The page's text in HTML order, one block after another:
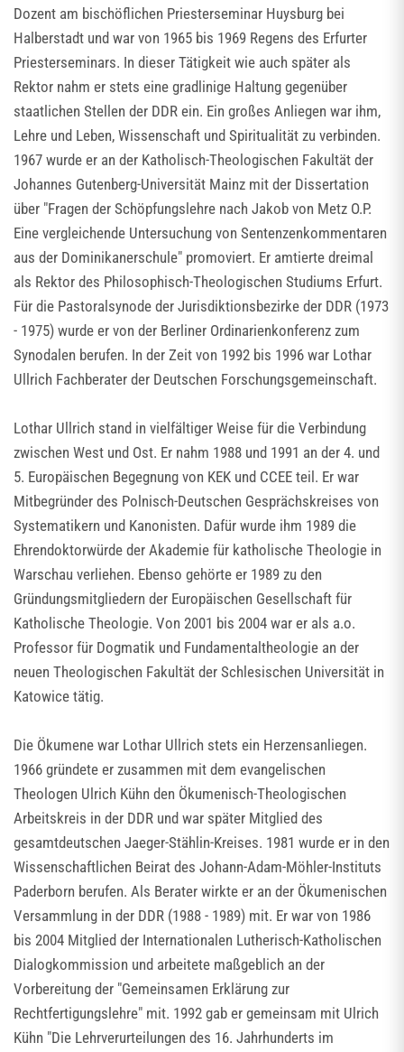
Dozent am bischöflichen Priesterseminar Huysburg bei
Halberstadt und war von 1965 bis 1969 Regens des Erfurter
Priesterseminars. In dieser Tätigkeit wie auch später als
Rektor nahm er stets eine gradlinige Haltung gegenüber
staatlichen Stellen der DDR ein. Ein großes Anliegen war ihm,
Lehre und Leben, Wissenschaft und Spiritualität zu verbinden.
1967 wurde er an der Katholisch-Theologischen Fakultät der
Johannes Gutenberg-Universität Mainz mit der Dissertation
über "Fragen der Schöpfungslehre nach Jakob von Metz O.P.
Eine vergleichende Untersuchung von Sentenzenkommentaren
aus der Dominikanerschule" promoviert. Er amtierte dreimal
als Rektor des Philosophisch-Theologischen Studiums Erfurt.
Für die Pastoralsynode der Jurisdiktionsbezirke der DDR (1973
- 1975) wurde er von der Berliner Ordinarienkonferenz zum
Synodalen berufen. In der Zeit von 1992 bis 1996 war Lothar
Ullrich Fachberater der Deutschen Forschungsgemeinschaft.
Lothar Ullrich stand in vielfältiger Weise für die Verbindung
zwischen West und Ost. Er nahm 1988 und 1991 an der 4. und
5. Europäischen Begegnung von KEK und CCEE teil. Er war
Mitbegründer des Polnisch-Deutschen Gesprächskreises von
Systematikern und Kanonisten. Dafür wurde ihm 1989 die
Ehrendoktorwürde der Akademie für katholische Theologie in
Warschau verliehen. Ebenso gehörte er 1989 zu den
Gründungsmitgliedern der Europäischen Gesellschaft für
Katholische Theologie. Von 2001 bis 2004 war er als a.o.
Professor für Dogmatik und Fundamentaltheologie an der
neuen Theologischen Fakultät der Schlesischen Universität in
Katowice tätig.
Die Ökumene war Lothar Ullrich stets ein Herzensanliegen.
1966 gründete er zusammen mit dem evangelischen
Theologen Ulrich Kühn den Ökumenisch-Theologischen
Arbeitskreis in der DDR und war später Mitglied des
gesamtdeutschen Jaeger-Stählin-Kreises. 1981 wurde er in den
Wissenschaftlichen Beirat des Johann-Adam-Möhler-Instituts
Paderborn berufen. Als Berater wirkte er an der Ökumenischen
Versammlung in der DDR (1988 - 1989) mit. Er war von 1986
bis 2004 Mitglied der Internationalen Lutherisch-Katholischen
Dialogkommission und arbeitete maßgeblich an der
Vorbereitung der "Gemeinsamen Erklärung zur
Rechtfertigungslehre" mit. 1992 gab er gemeinsam mit Ulrich
Kühn "Die Lehrverurteilungen des 16. Jahrhunderts im